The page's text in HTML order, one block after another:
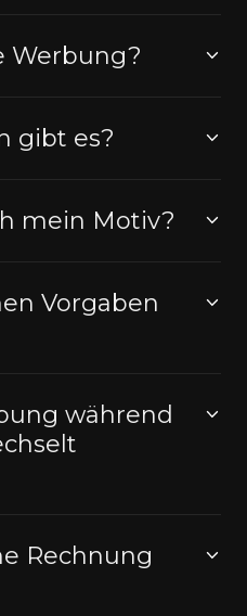
Werbung?
gibt es?
mein Motiv?
Vorgaben
während
Rechnung